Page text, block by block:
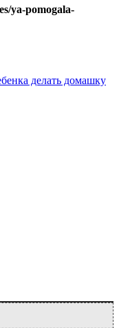
ya-pomogala-
делать домашку